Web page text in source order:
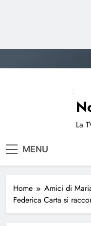
to
La
MENU
Home
Amici di
Federica Carta si